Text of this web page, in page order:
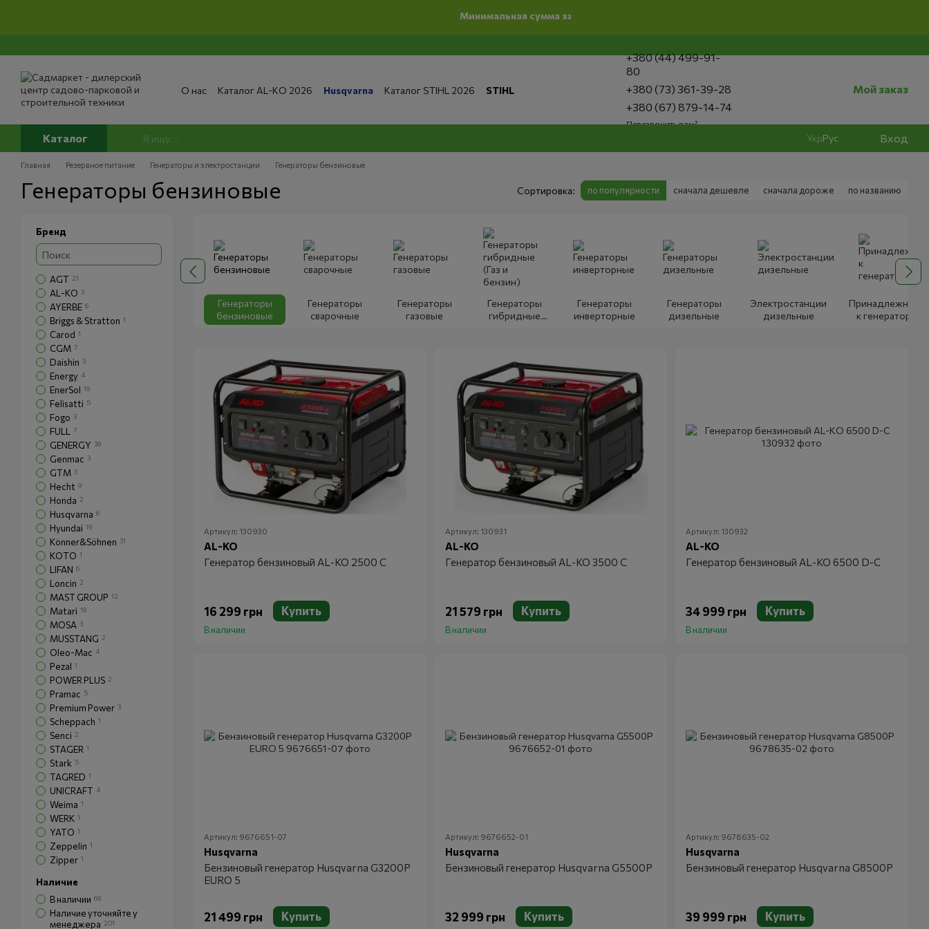
Минимальная сумма заказ на сайте 500 грн
О нас Каталог AL-KO 2026 Husqvarna Каталог STIHL 2026
STIHL
+380 (44) 499-91-
80
+380 (73) 361-39-28
+380 (67) 879-14-74
Перезвонить вам?
Мой заказ
Каталог УкрРус Вход
Главная Резервное питание Генераторы и электростанции Генераторы бензиновые
Генераторы бензиновые Сортировка: по популярности сначала дешевле сначала дороже по названию
Генераторы
бензиновые
Генераторы
сварочные
Генераторы
газовые
Генераторы
гибридные
Генераторы
инверторные
Генераторы
дизельные
Электростанции
дизельные
Принадлежности
к генераторам
Артикул: 130930
AL-KO
Генератор бензиновый AL-KO 2500 С
16 299 грн Купить
В наличии
Артикул: 130931
AL-KO
Генератор бензиновый AL-KO 3500 C
21 579 грн Купить
В наличии
Артикул: 130932
AL-KO
Генератор бензиновый AL-KO 6500 D-C
34 999 грн Купить
В наличии
Артикул: 9676651-07
Husqvarna
Бензиновый генератор Husqvarna G3200P
EURO 5
21 499 грн Купить
Артикул: 9676652-01
Husqvarna
Бензиновый генератор Husqvarna G5500P
32 999 грн Купить
Артикул: 9678635-02
Husqvarna
Бензиновый генератор Husqvarna G8500P
39 999 грн Купить
Бренд
AGT 21
AL-KO 3
AYERBE 6
Briggs & Stratton 1
Carod 1
CGM 7
Daishin 3
Energy 4
EnerSol 19
Felisatti 5
Fogo 3
FULL 7
GENERGY 39
Genmac 3
GTM 3
Hecht 9
Honda 2
Husqvarna 6
Hyundai 19
Könner&Söhnen 31
KOTO 1
LIFAN 6
Loncin 2
MAST GROUP 12
Matari 19
MOSA 3
MUSSTANG 2
Oleo-Mac 4
Pezal 1
POWER PLUS 2
Pramac 5
Premium Power 3
Scheppach 1
Senci 2
STAGER 1
Stark 5
TAGRED 1
UNICRAFT 4
Weima 1
WERK 1
YATO 1
Zeppelin 1
Zipper 1
Наличие
В наличии 69
Наличие уточняйте у
менеджера 201